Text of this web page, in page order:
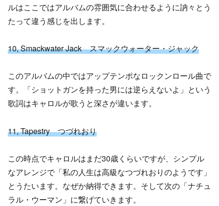
ルはここではアルバムの雰囲気に合わせるように訥々とう
たって違う感じを出します。
10,Smackwater Jack スマックウォーター・ジャック
このアルバムの中ではアップテンポなロックンロール曲で
す。「ショットガンを持った男には逆らえないよ」という
歌詞はキャロルが歌うと深さが違います。
11, Tapestry つづれおり
この時点でキャロルはまだ30歳くらいですが、シンプル
なアレンジで「私の人生は高級なつづれおりのようです」
とうたいます。なぜか納得できます。そして次の「ナチュ
ラル・ウーマン」に繋げていきます。